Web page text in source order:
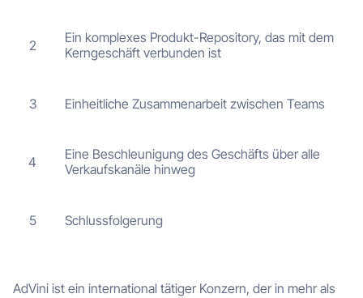
2
Ein komplexes Produkt-Repository, das mit dem
Kerngeschäft verbunden ist
3 Einheitliche Zusammenarbeit zwischen Teams
4
Eine Beschleunigung des Geschäfts über alle
Verkaufskanäle hinweg
5 Schlussfolgerung
AdVini ist ein international tätiger Konzern, der in mehr als